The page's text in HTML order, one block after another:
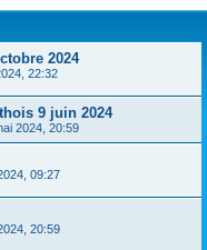
2024
22:32
9 juin 2024
2024, 20:59
09:27
20:59